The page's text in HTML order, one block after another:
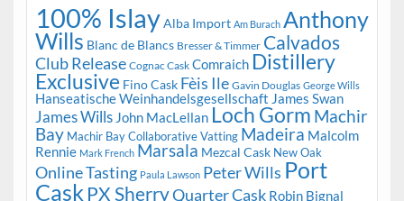
100% IslayAlba Import Am Burach Anthony
Wills Blanc de Blancs Bresser & Timmer Calvados
Club Release Cognac Cask Comraich Distillery
Exclusive Fino Cask Fèis Ile Gavin Douglas George Wills
Hanseatische Weinhandelsgesellschaft James Swan
James Wills John MacLellan Loch Gorm Machir
Bay Machir Bay Collaborative Vatting Madeira Malcolm
Rennie Mark French Marsala Mezcal Cask New Oak
Online Tasting Paula Lawson Peter Wills Port
Cask PX SherryQuarter Cask Robin Bignal